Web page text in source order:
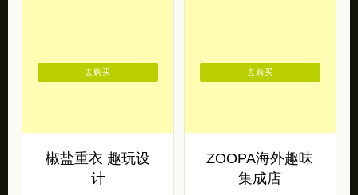
椒盐重衣 趣玩设
计
去购买
ZOOPA海外趣味
集成店
去购买